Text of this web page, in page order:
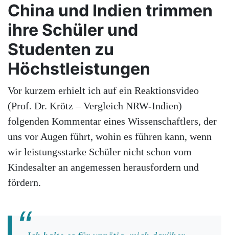
China und Indien trimmen
ihre Schüler und
Studenten zu
Höchstleistungen
Vor kurzem erhielt ich auf ein Reaktionsvideo
(Prof. Dr. Krötz – Vergleich NRW-Indien)
folgenden Kommentar eines Wissenschaftlers, der
uns vor Augen führt, wohin es führen kann, wenn
wir leistungsstarke Schüler nicht schon vom
Kindesalter an angemessen herausfordern und
fördern.